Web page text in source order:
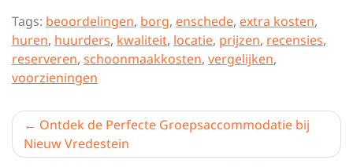
Tags: beoordelingen, borg, enschede, extra kosten,
huren, huurders, kwaliteit, locatie, prijzen, recensies,
reserveren, schoonmaakkosten, vergelijken,
voorzieningen
Berichtnavigatie
Ontdek de Perfecte Groepsaccommodatie bij
Nieuw Vredestein